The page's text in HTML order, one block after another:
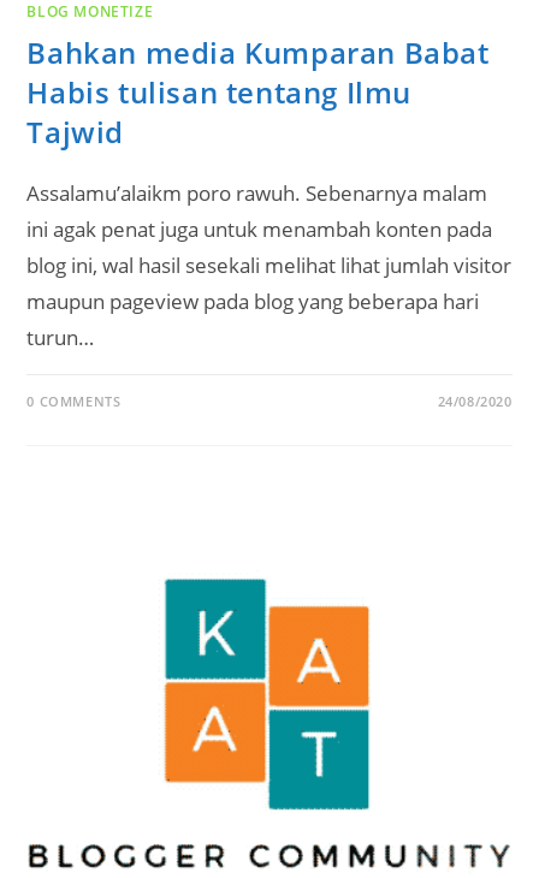
BLOG MONETIZE
Bahkan media Kumparan Babat
Habis tulisan tentang Ilmu
Tajwid
Assalamu’alaikm poro rawuh. Sebenarnya malam
ini agak penat juga untuk menambah konten pada
blog ini, wal hasil sesekali melihat lihat jumlah visitor
maupun pageview pada blog yang beberapa hari
turun…
0 COMMENTS 24/08/2020